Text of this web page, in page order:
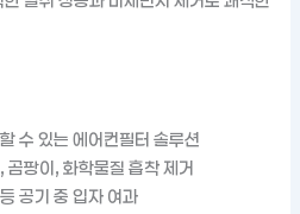
수 있는 에어컨필터 솔루션
곰팡이, 화학물질 흡착 제거
공기 중 입자 여과